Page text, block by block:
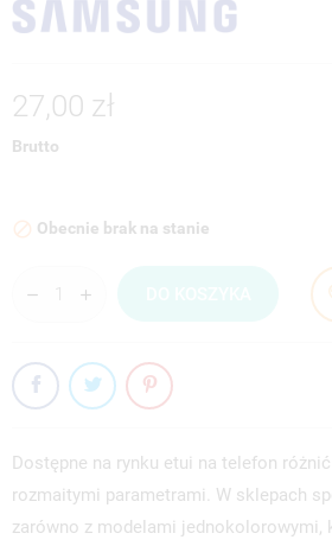
27,00 zł
Brutto
 Obecnie brak na stanie
Dostępne na rynku etui na telefon
rozmaitymi parametrami. W sklepach
zarówno z modelami jednokolorowymi,